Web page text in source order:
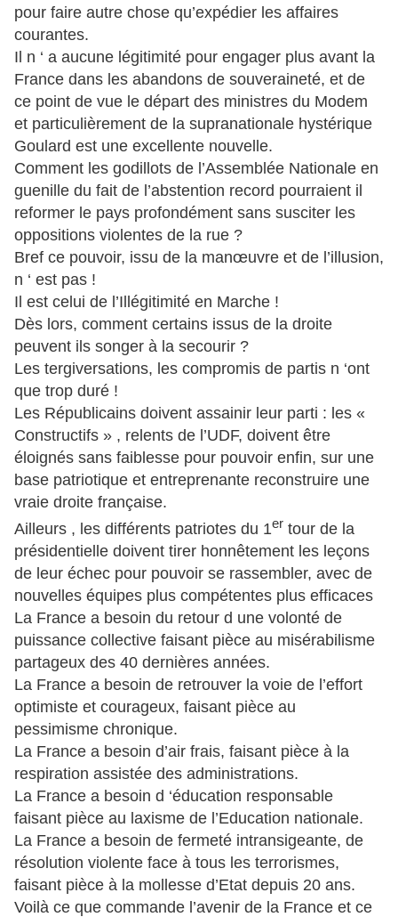
pour faire autre chose qu’expédier les affaires
courantes.
Il n ‘ a aucune légitimité pour engager plus avant la
France dans les abandons de souveraineté, et de
ce point de vue le départ des ministres du Modem
et particulièrement de la supranationale hystérique
Goulard est une excellente nouvelle.
Comment les godillots de l’Assemblée Nationale en
guenille du fait de l’abstention record pourraient il
reformer le pays profondément sans susciter les
oppositions violentes de la rue ?
Bref ce pouvoir, issu de la manœuvre et de l’illusion,
n ‘ est pas !
Il est celui de l’Illégitimité en Marche !
Dès lors, comment certains issus de la droite
peuvent ils songer à la secourir ?
Les tergiversations, les compromis de partis n ‘ont
que trop duré !
Les Républicains doivent assainir leur parti : les «
Constructifs » , relents de l’UDF, doivent être
éloignés sans faiblesse pour pouvoir enfin, sur une
base patriotique et entreprenante reconstruire une
vraie droite française.
Ailleurs , les différents patriotes du 1er tour de la
présidentielle doivent tirer honnêtement les leçons
de leur échec pour pouvoir se rassembler, avec de
nouvelles équipes plus compétentes plus efficaces
La France a besoin du retour d une volonté de
puissance collective faisant pièce au misérabilisme
partageux des 40 dernières années.
La France a besoin de retrouver la voie de l’effort
optimiste et courageux, faisant pièce au
pessimisme chronique.
La France a besoin d’air frais, faisant pièce à la
respiration assistée des administrations.
La France a besoin d ‘éducation responsable
faisant pièce au laxisme de l’Education nationale.
La France a besoin de fermeté intransigeante, de
résolution violente face à tous les terrorismes,
faisant pièce à la mollesse d’Etat depuis 20 ans.
Voilà ce que commande l’avenir de la France et ce